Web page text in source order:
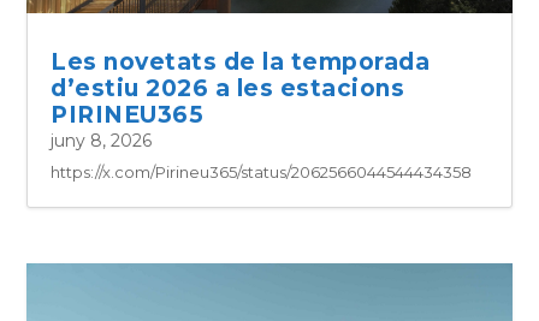
Les novetats de la temporada
d’estiu 2026 a les estacions
PIRINEU365
juny 8, 2026
https://x.com/Pirineu365/status/2062566044544434358